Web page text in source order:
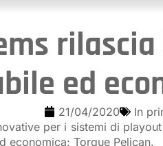
ed
21/04/2020 In
per i sistemi di
economica: Torque Pelican.